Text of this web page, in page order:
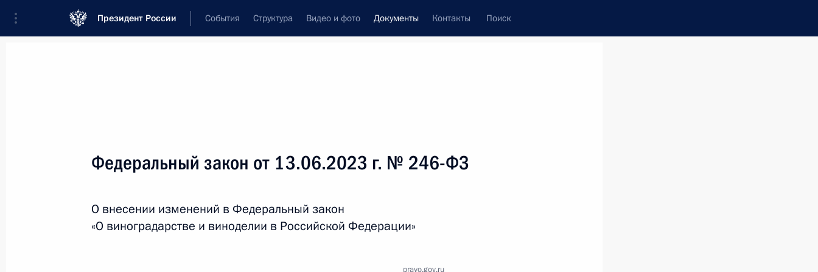
Президент России События Структура Видео и фото Документы Контакты Поиск
Текст в документе
Вид документа
Все
Федеральный закон от 13.06.2023 г. № 246-ФЗ
О внесении изменений в Федеральный закон
«О виноградарстве и виноделии в Российской Федерации»
pravo.gov.ru